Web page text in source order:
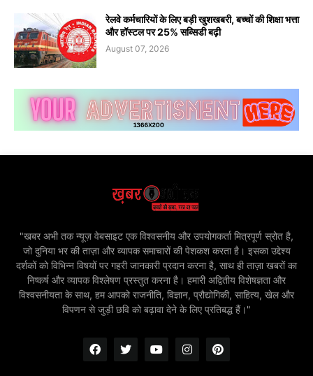
रेलवे कर्मचारियों के लिए बड़ी खुशखबरी, बच्चों की शिक्षा भत्ता
और हॉस्टल पर 25% सब्सिडी बढ़ी
August 07, 2026
"खबर अभी तक न्यूज़ वेबसाइट एक विश्वसनीय और उपयोगकर्ता मित्रपूर्ण स्रोत है,
जो दुनिया भर की ताज़ा और व्यापक समाचारों की पेशकश करता है। इसका उद्देश्य
दर्शकों को विभिन्न विषयों पर गहरी जानकारी प्रदान करना है, साथ ही ताज़ा खबरों का
निष्कर्ष और व्यापक विश्लेषण प्रस्तुत करना है। हमारी अद्वितीय विशेषज्ञता और
विश्वसनीयता के साथ, हम आपको राजनीति, विज्ञान, प्रौद्योगिकी, साहित्य, खेल और
विपणन से जुड़ी छवि को बढ़ावा देने के लिए प्रतिबद्ध हैं।"